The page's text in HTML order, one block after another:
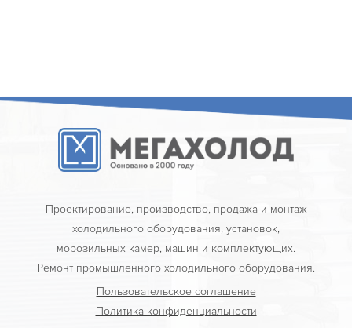
Проектирование, производство, продажа и монтаж
холодильного оборудования, установок,
морозильных камер, машин и комплектующих.
Ремонт промышленного холодильного оборудования.
Пользовательское соглашение
Политика конфиденциальности